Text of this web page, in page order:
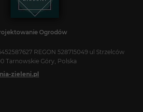
Ogrodów
REGON 528715049 ul Strzelców
Tarnowskie Góry, Polska
zieleni.pl